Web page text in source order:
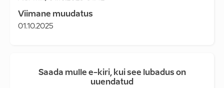
Viimane muudatus
01.10.2025
Saada mulle e-kiri, kui see lubadus on
uuendatud